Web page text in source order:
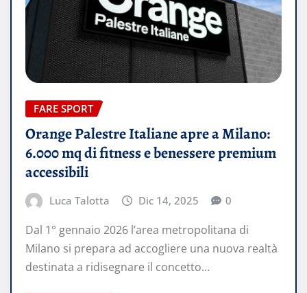
FARE SPORT
Orange Palestre Italiane apre a Milano:
6.000 mq di fitness e benessere premium
accessibili
Luca Talotta Dic 14, 2025 0
Dal 1° gennaio 2026 l’area metropolitana di
Milano si prepara ad accogliere una nuova realtà
destinata a ridisegnare il concetto…